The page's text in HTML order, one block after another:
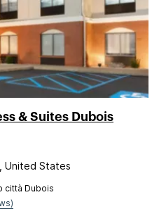
& Suites Dubois
United States
città Dubois